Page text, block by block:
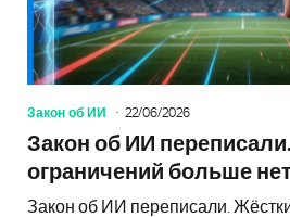
Закон об ИИ 22/06/2026
Закон об ИИ
ограничений больше
Закон об ИИ переписали.